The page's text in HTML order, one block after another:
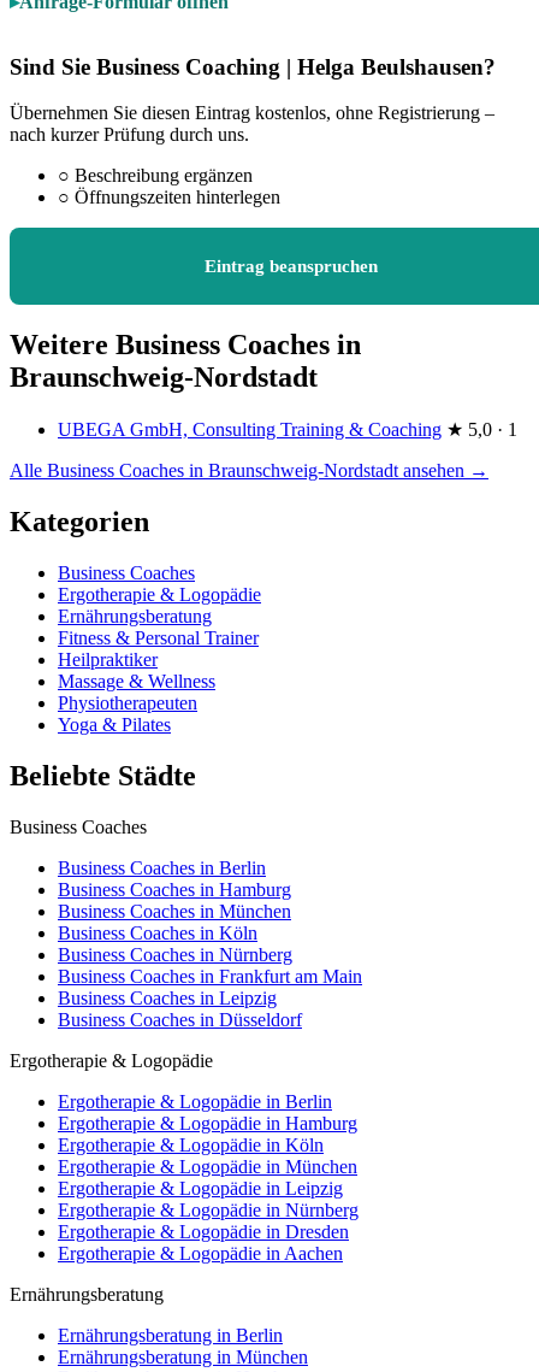
Sind Sie Business Coaching | Helga Beulshausen?
Übernehmen Sie diesen Eintrag kostenlos, ohne Registrierung –
nach kurzer Prüfung durch uns.
○ Beschreibung ergänzen
○ Öffnungszeiten hinterlegen
Eintrag beanspruchen
Weitere Business Coaches in
Braunschweig-Nordstadt
UBEGA GmbH, Consulting Training & Coaching ★ 5,0 · 1
Alle Business Coaches in Braunschweig-Nordstadt ansehen →
Kategorien
Business Coaches
Ergotherapie & Logopädie
Ernährungsberatung
Fitness & Personal Trainer
Heilpraktiker
Massage & Wellness
Physiotherapeuten
Yoga & Pilates
Beliebte Städte
Business Coaches
Business Coaches in Berlin
Business Coaches in Hamburg
Business Coaches in München
Business Coaches in Köln
Business Coaches in Nürnberg
Business Coaches in Frankfurt am Main
Business Coaches in Leipzig
Business Coaches in Düsseldorf
Ergotherapie & Logopädie
Ergotherapie & Logopädie in Berlin
Ergotherapie & Logopädie in Hamburg
Ergotherapie & Logopädie in Köln
Ergotherapie & Logopädie in München
Ergotherapie & Logopädie in Leipzig
Ergotherapie & Logopädie in Nürnberg
Ergotherapie & Logopädie in Dresden
Ergotherapie & Logopädie in Aachen
Ernährungsberatung
Ernährungsberatung in Berlin
Ernährungsberatung in München